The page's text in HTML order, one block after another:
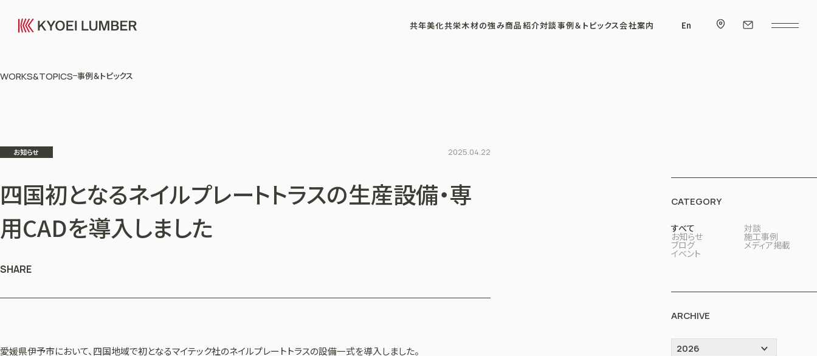
共年美化共栄木材の強み商品紹介対談事例＆トピックス会社案内 En
WORKS&TOPICS 事例＆トピックス
お知らせ 2025.04.22
四国初となるネイルプレートトラスの生産設備・専
用CADを導入しました
SHARE
愛媛県伊予市において、四国地域で初となるマイテック社のネイルプレートトラスの設備一式を導入しました。
CATEGORY
すべて 対談
お知らせ 施工事例
ブログ メディア掲載
イベント
ARCHIVE